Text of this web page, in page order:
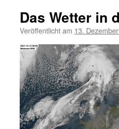
Das Wetter in
Veröffentlicht am 13.